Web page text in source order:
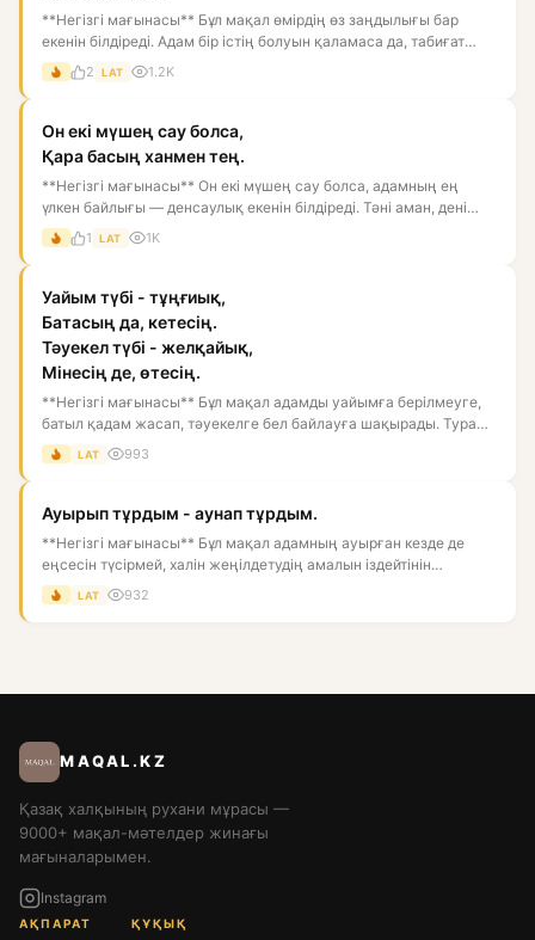
**Негізгі мағынасы** Бұл мақал өмірдің өз заңдылығы бар
екенін білдіреді. Адам бір істің болуын қаламаса да, табиғат
пен...
2 LAT 1.2K
Он екі мүшең сау болса,
Қара басың ханмен тең.
**Негізгі мағынасы** Он екі мүшең сау болса, адамның ең
үлкен байлығы — денсаулық екенін білдіреді. Тәні аман, дені
бүті...
1 LAT 1K
Уайым түбі - тұңғиық,
Батасың да, кетесің.
Тәуекел түбі - желқайық,
Мінесің де, өтесің.
**Негізгі мағынасы** Бұл мақал адамды уайымға берілмеуге,
батыл қадам жасап, тәуекелге бел байлауға шақырады. Тура
мағын...
LAT 993
Ауырып тұрдым - аунап тұрдым.
**Негізгі мағынасы** Бұл мақал адамның ауырған кезде де
еңсесін түсірмей, халін жеңілдетудің амалын іздейтінін
білдіреді...
LAT 932
MAQAL.KZ
Қазақ халқының рухани мұрасы —
9000+ мақал-мәтелдер жинағы
мағыналарымен.
Instagram
АҚПАРАТ ҚҰҚЫҚ